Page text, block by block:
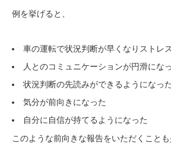
例を挙げると、
車の運転で状況判断が早くなりストレ
人とのコミュニケーションが円滑にな
状況判断の先読みができるようになった
気分が前向きになった
自分に自信が持てるようになった
このような前向きな報告をいただくことも